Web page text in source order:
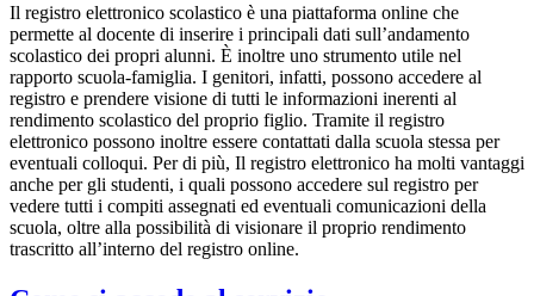
Il registro elettronico scolastico è una piattaforma online che
permette al docente di inserire i principali dati sull’andamento
scolastico dei propri alunni. È inoltre uno strumento utile nel
rapporto scuola-famiglia. I genitori, infatti, possono accedere al
registro e prendere visione di tutti le informazioni inerenti al
rendimento scolastico del proprio figlio. Tramite il registro
elettronico possono inoltre essere contattati dalla scuola stessa per
eventuali colloqui. Per di più, Il registro elettronico ha molti vantaggi
anche per gli studenti, i quali possono accedere sul registro per
vedere tutti i compiti assegnati ed eventuali comunicazioni della
scuola, oltre alla possibilità di visionare il proprio rendimento
trascritto all’interno del registro online.